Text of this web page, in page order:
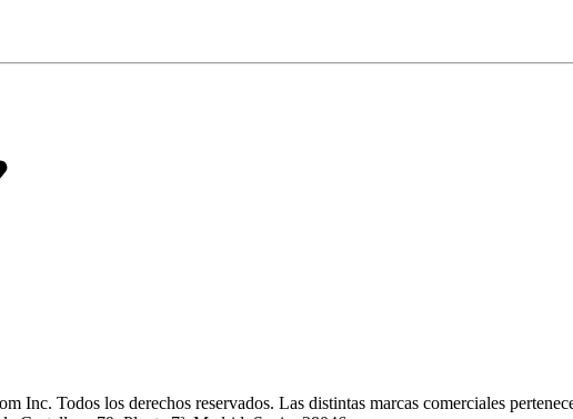
Inc. Todos los derechos reservados. Las distintas marcas comerciales